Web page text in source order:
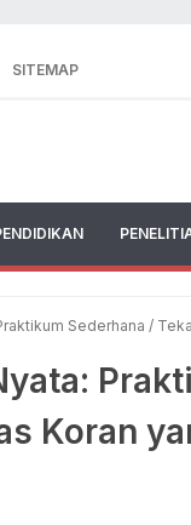
SITEMAP
Sederhana /
Koran